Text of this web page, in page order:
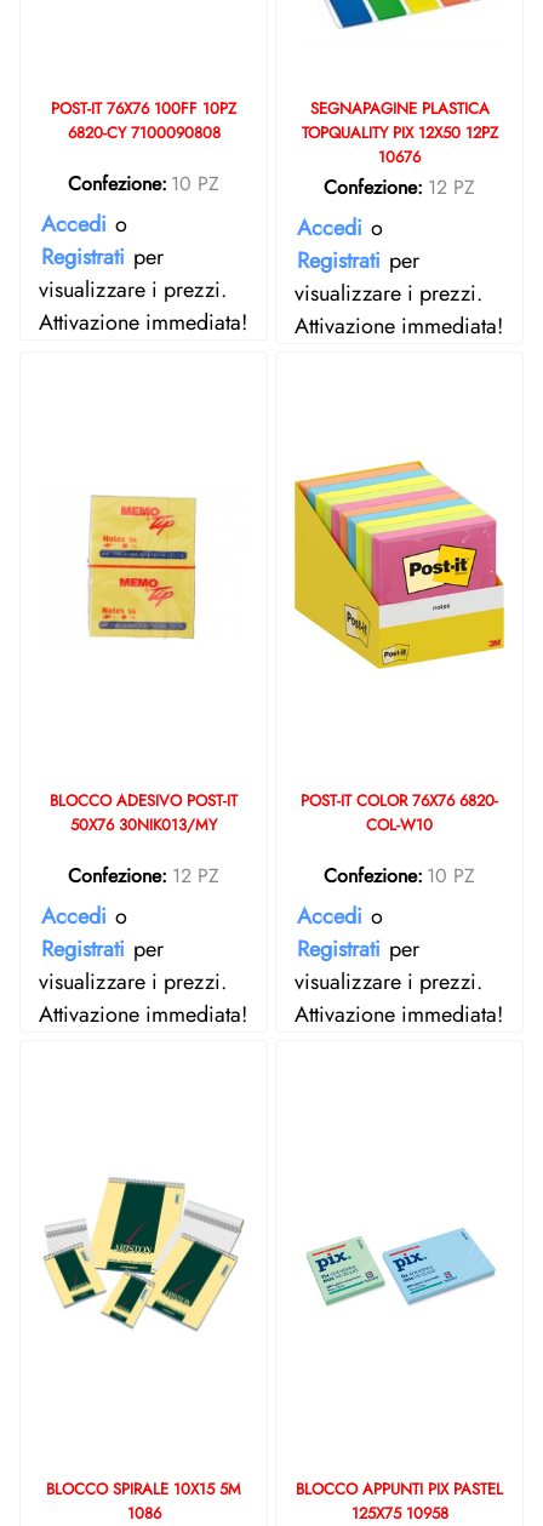
POST-IT 76X76 100FF 10PZ
6820-CY 7100090808
Confezione: 10 PZ
Accedi o
Registrati per
visualizzare i prezzi.
Attivazione immediata!
SEGNAPAGINE PLASTICA
TOPQUALITY PIX 12X50 12PZ
10676
Confezione: 12 PZ
Accedi o
Registrati per
visualizzare i prezzi.
Attivazione immediata!
BLOCCO ADESIVO POST-IT
50X76 30NIK013/MY
Confezione: 12 PZ
Accedi o
Registrati per
visualizzare i prezzi.
Attivazione immediata!
POST-IT COLOR 76X76 6820-
COL-W10
Confezione: 10 PZ
Accedi o
Registrati per
visualizzare i prezzi.
Attivazione immediata!
BLOCCO SPIRALE 10X15 5M
1086
BLOCCO APPUNTI PIX PASTEL
125X75 10958